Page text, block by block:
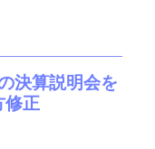
決算説明会を
修正